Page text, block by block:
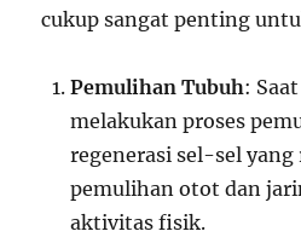
cukup sangat penting
Pemulihan Tubuh:
melakukan proses
regenerasi sel-sel
pemulihan otot dan
aktivitas fisik.